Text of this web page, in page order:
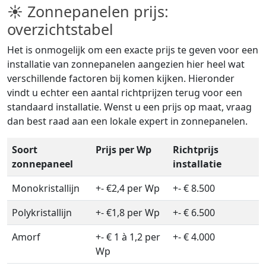
☀ Zonnepanelen prijs:
overzichtstabel
Het is onmogelijk om een exacte prijs te geven voor een
installatie van zonnepanelen aangezien hier heel wat
verschillende factoren bij komen kijken. Hieronder
vindt u echter een aantal richtprijzen terug voor een
standaard installatie. Wenst u een prijs op maat, vraag
dan best raad aan een lokale expert in zonnepanelen.
Soort
zonnepaneel
Prijs per Wp
Richtprijs
installatie
Monokristallijn
+- €2,4 per Wp
+- € 8.500
Polykristallijn
+- €1,8 per Wp
+- € 6.500
Amorf
+- € 1 à 1,2 per
Wp
+- € 4.000